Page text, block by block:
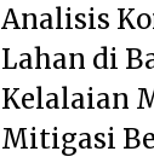
Analisis
Lahan di
Kelalaian
Mitigasi